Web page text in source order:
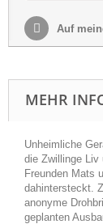
Auf
MEHR
Unheimliche
die Zwillinge Liv
Freunden Mats
dahintersteckt.
anonyme
geplanten